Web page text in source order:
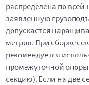
распределена по
заявленную
допускается
метров. При сборке
рекомендуется
промежуточной опоры
секцию). Если на две